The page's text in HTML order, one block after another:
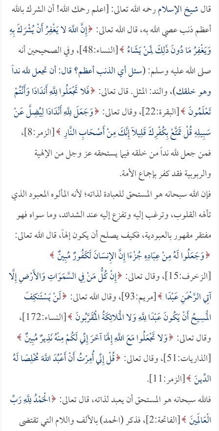
قالشيخ الإسلامرحمه الله تعالى: [اعلم رحمك الله! أن الشرك بالله
أعظم ذنب عصي الله به، قال الله تعالى: إِنَّ اللَّهَ لا يَغْفِرُ أَنْ يُشْرَكَ بِهِ
وَيَغْفِرُ مَا دُونَ ذَلِكَ لِمَنْ يَشَاءُ
[النساء:48]، وفي الصحيحين أنه
صلى الله عليه وسلم: (سئل أي الذنب أعظم؟ قال: أن تجعل لله نداً
وهو خلقك)، والند: المثل. قال تعالى: فَلا تَجْعَلُوا لِلَّهِ أَندَادًا وَأَنْتُمْ
تَعْلَمُونَ [البقرة:22]، وقال تعالى:
وَجَعَلَ لِلَّهِ أَنْدَادًا لِيُضِلَّ عَنْ
سَبِيلِهِ قُلْ تَمَتَّعْ بِكُفْرِكَ قَلِيلًا إِنَّكَ مِنْ أَصْحَابِ النَّارِ
[الزمر:8]،
فمن جعل لله نداً من خلقه فيما يستحقه عز وجل من الإلهية
والربوبية فقد كفر بإجماع الأمة.
فإن الله سبحانه هو المستحق للعبادة لذاته؛ لأنه المألوه المعبود الذي
تألهه القلوب، وترغب إليه وتفزع إليه عند الشدائد، وما سواه فهو
مفتقر مقهور بالعبودية، فكيف يصلح أن يكون إلهاً، قال الله تعالى:
وَجَعَلُوا لَهُ مِنْ عِبَادِهِ جُزْءًا إِنَّ الإِنسَانَ لَكَفُورٌ مُبِينٌ
[الزخرف:15]، وقال تعالى:
إِنْ كُلُّ مَنْ فِي السَّمَوَاتِ وَالأَرْضِ إِلَّا
آتِي الرَّحْمَنِ عَبْدًا [مريم:93]، وقال الله تعالى:
لَنْ يَسْتَنكِفَ
الْمَسِيحُ أَنْ يَكُونَ عَبْدًا لِلَّهِ وَلا الْمَلائِكَةُ الْمُقَرَّبُونَ
[النساء:172]،
وقال تعالى: وَلا تَجْعَلُوا مَعَ اللَّهِ إِلَهًا آخَرَ إِنِّي لَكُمْ مِنْهُ نَذِيرٌ مُبِينٌ
[الذاريات:51]، وقال تعالى:
قُلْ إِنِّي أُمِرْتُ أَنْ أَعْبُدَ اللَّهَ مُخْلِصًا لَهُ
الدِّينَ [الزمر:11].
فالله سبحانه هو المستحق أن يعبد لذاته، قال تعالى: الْحَمْدُ لِلَّهِ رَبِّ
الْعَالَمِينَ
[الفاتحة:2]، فذكر (الحمد) بالألف واللام التي تقتضى